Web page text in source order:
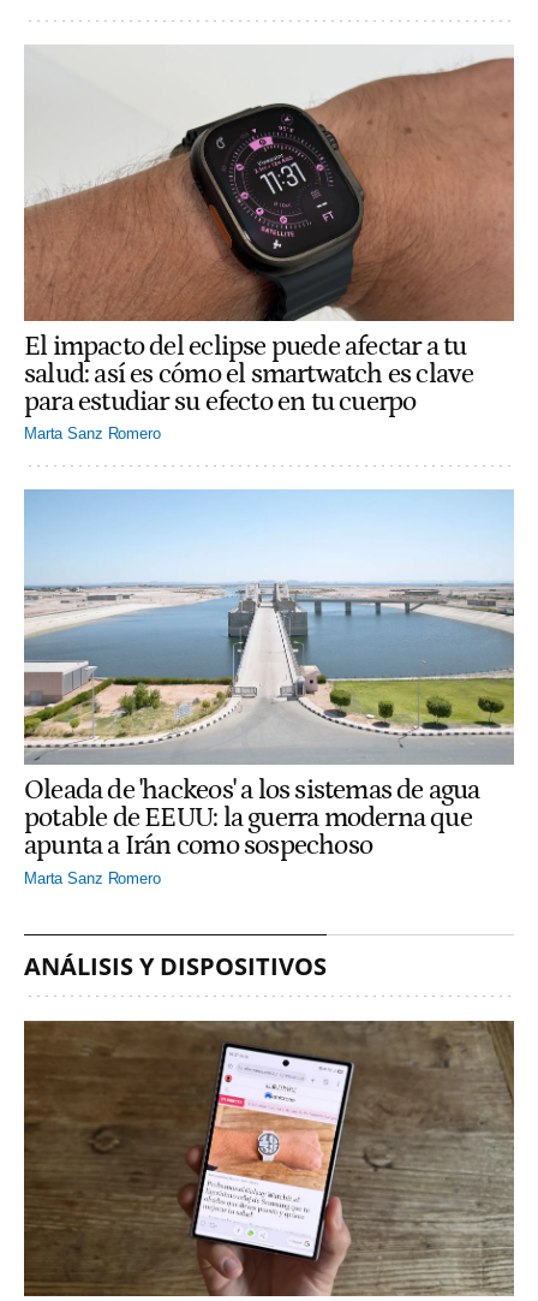
El impacto del eclipse puede afectar a tu
salud: así es cómo el smartwatch es clave
para estudiar su efecto en tu cuerpo
Marta Sanz Romero
Oleada de 'hackeos' a los sistemas de agua
potable de EEUU: la guerra moderna que
apunta a Irán como sospechoso
Marta Sanz Romero
ANÁLISIS Y DISPOSITIVOS